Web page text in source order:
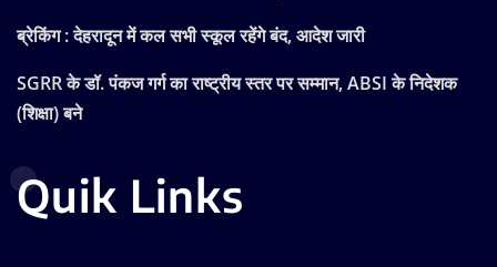
ब्रेकिंग : देहरादून में कल सभी स्कूल रहेंगे बंद, आदेश जारी
SGRR के डॉ. पंकज गर्ग का राष्ट्रीय स्तर पर सम्मान, ABSI के निदेशक
(शिक्षा) बने
Quik Links